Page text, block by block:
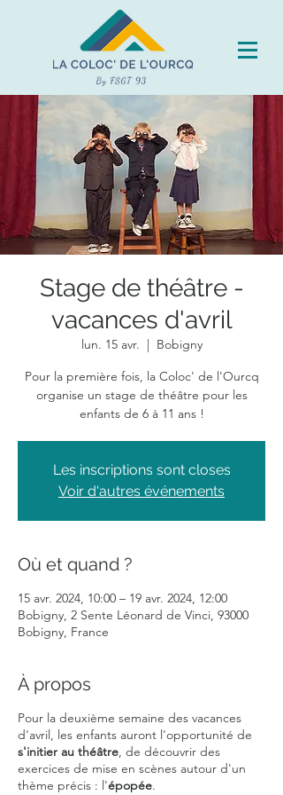
Stage de théâtre -
vacances d'avril
lun. 15 avr.
  |
Bobigny
Pour la première fois, la Coloc' de l'Ourcq
organise un stage de théâtre pour les
enfants de 6 à 11 ans !
Les inscriptions sont closes
Voir d'autres événements
Où et quand ?
15 avr. 2024, 10:00 – 19 avr. 2024, 12:00
Bobigny, 2 Sente Léonard de Vinci, 93000
Bobigny, France
À propos
Pour la deuxième semaine des vacances
d'avril, les enfants auront l'opportunité de
s'initier au théâtre, de découvrir des
exercices de mise en scènes autour d'un
thème précis : l'épopée.